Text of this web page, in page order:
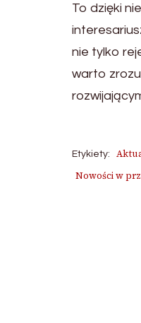
To dzięki
nie tylko
warto
Etykiety:
Nowości w